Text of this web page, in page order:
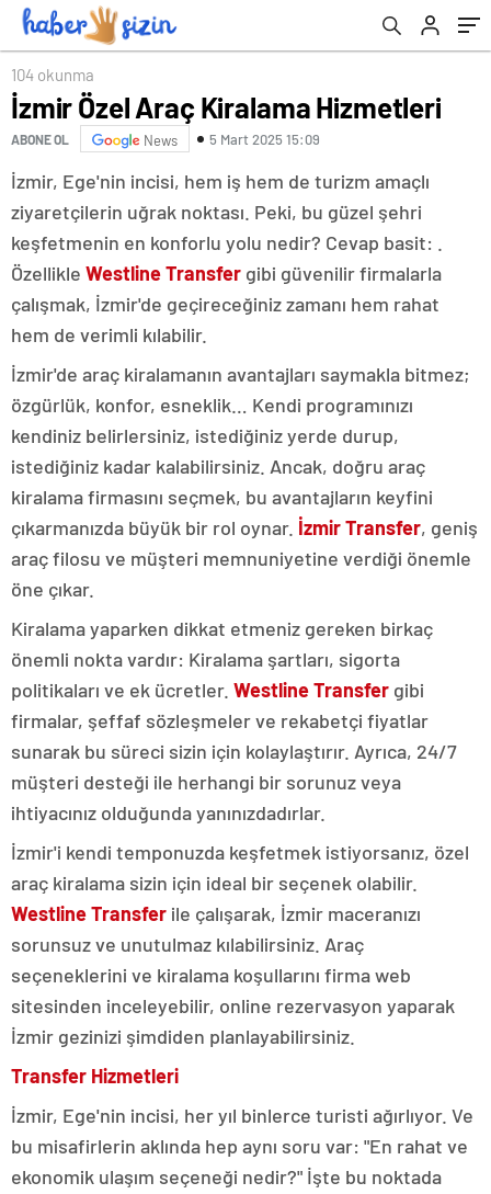
104 okunma
İzmir Özel Araç Kiralama Hizmetleri
ABONE OL News 5 Mart 2025 15:09
İzmir, Ege'nin incisi, hem iş hem de turizm amaçlı
ziyaretçilerin uğrak noktası. Peki, bu güzel şehri
keşfetmenin en konforlu yolu nedir? Cevap basit: .
Özellikle Westline Transfer gibi güvenilir firmalarla
çalışmak, İzmir'de geçireceğiniz zamanı hem rahat
hem de verimli kılabilir.
İzmir'de araç kiralamanın avantajları saymakla bitmez;
özgürlük, konfor, esneklik… Kendi programınızı
kendiniz belirlersiniz, istediğiniz yerde durup,
istediğiniz kadar kalabilirsiniz. Ancak, doğru araç
kiralama firmasını seçmek, bu avantajların keyfini
çıkarmanızda büyük bir rol oynar. İzmir Transfer, geniş
araç filosu ve müşteri memnuniyetine verdiği önemle
öne çıkar.
Kiralama yaparken dikkat etmeniz gereken birkaç
önemli nokta vardır: Kiralama şartları, sigorta
politikaları ve ek ücretler. Westline Transfer gibi
firmalar, şeffaf sözleşmeler ve rekabetçi fiyatlar
sunarak bu süreci sizin için kolaylaştırır. Ayrıca, 24/7
müşteri desteği ile herhangi bir sorunuz veya
ihtiyacınız olduğunda yanınızdadırlar.
İzmir'i kendi temponuzda keşfetmek istiyorsanız, özel
araç kiralama sizin için ideal bir seçenek olabilir.
Westline Transfer ile çalışarak, İzmir maceranızı
sorunsuz ve unutulmaz kılabilirsiniz. Araç
seçeneklerini ve kiralama koşullarını firma web
sitesinden inceleyebilir, online rezervasyon yaparak
İzmir gezinizi şimdiden planlayabilirsiniz.
Transfer Hizmetleri
İzmir, Ege'nin incisi, her yıl binlerce turisti ağırlıyor. Ve
bu misafirlerin aklında hep aynı soru var: "En rahat ve
ekonomik ulaşım seçeneği nedir?" İşte bu noktada